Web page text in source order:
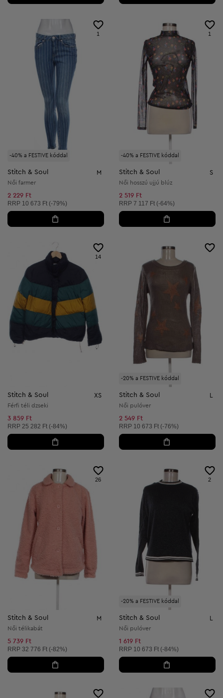
-40% a FESTIVE kóddal
1
Stitch & Soul M
Női farmer
2 229 Ft
Ajánlott ár:
RRP 10 673 Ft (-79%)
-40% a FESTIVE kóddal
1
Stitch & Soul S
Női hosszú ujjú blúz
2 519 Ft
Ajánlott ár:
RRP 7 117 Ft (-64%)
14
Stitch & Soul XS
Férfi téli dzseki
3 859 Ft
Ajánlott ár:
RRP 25 282 Ft (-84%)
-20% a FESTIVE kóddal
Stitch & Soul L
Női pulóver
2 549 Ft
Ajánlott ár:
RRP 10 673 Ft (-76%)
26
Stitch & Soul M
Női télikabát
5 739 Ft
Ajánlott ár:
RRP 32 776 Ft (-82%)
-20% a FESTIVE kóddal
2
Stitch & Soul
Női pulóver
1 619 Ft
Ajánlott ár:
RRP 10 673 Ft (-84%)